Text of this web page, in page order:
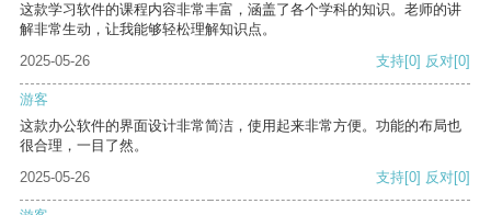
这款学习软件的课程内容非常丰富，涵盖了各个学科的知识。老师的讲
解非常生动，让我能够轻松理解知识点。
2025-05-26
支持[0] 反对[0]
游客
这款办公软件的界面设计非常简洁，使用起来非常方便。功能的布局也
很合理，一目了然。
2025-05-26
支持[0] 反对[0]